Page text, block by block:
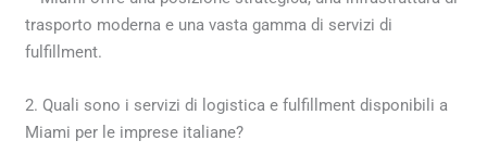
trasporto moderna e una vasta gamma di servizi di
fulfillment.
2. Quali sono i servizi di logistica e fulfillment disponibili a
Miami per le imprese italiane?